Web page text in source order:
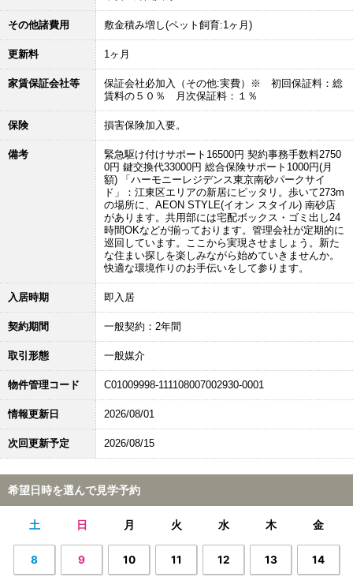
その他諸費用 敷金積み増し(ペット飼育:1ヶ月)
更新料 1ヶ月
家賃保証会社等
保証会社必加入（その他:実費）※ 初回保証料：総
賃料の５０％ 月次保証料：１％
保険 損害保険加入要。
備考
緊急駆け付けサポート16500円 契約事務手数料2750
0円 鍵交換代33000円 総合保険サポート1000円(月
額) 「ハーモニーレジデンス東京南砂パークサイ
ド」：江東区エリアの新居にピッタリ。歩いて273m
の場所に、AEON STYLE(イオン スタイル) 南砂店
があります。共用部には宅配ボックス・ゴミ出し24
時間OKなどが揃っております。管理会社が定期的に
巡回しています。ここから実現させましょう。新た
な住まい探しを楽しみながら始めていきませんか。
快適な環境作りのお手伝いをして参ります。
入居時期 即入居
契約期間 一般契約：2年間
取引形態 一般媒介
物件管理コード C01009998-111108007002930-0001
情報更新日 2026/08/01
次回更新予定 2026/08/15
希望日時を選んで見学予約
土 日 月 火 水 木 金
8 9 10 11 12 13 14